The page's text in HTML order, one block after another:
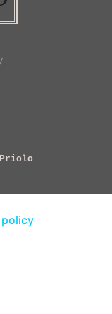
Priolo